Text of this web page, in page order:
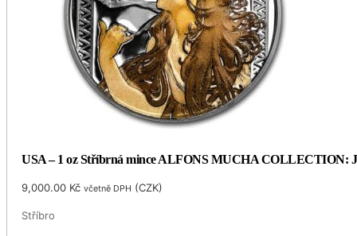
USA – 1 oz Stříbrná mince ALFONS MUCHA COLLECTION:
9,000.00 Kč včetně DPH (CZK)
Stříbro